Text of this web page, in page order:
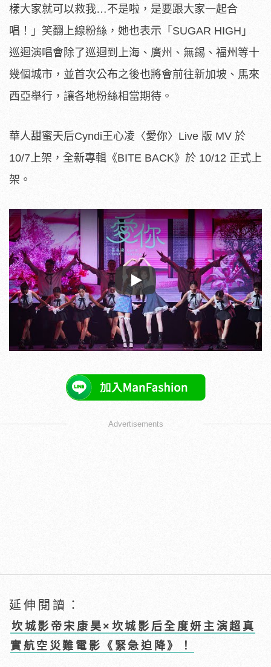
樣大家就可以救我…不是啦，是要跟大家一起合
唱！」笑翻上線粉絲，她也表示「SUGAR HIGH」
巡迴演唱會除了巡迴到上海、廣州、無錫、 福州等十
幾個城市，並首次公布之後也將會前往新加坡、 馬來
西亞舉行，讓各地粉絲相當期待。
華人甜蜜天后Cyndi王心凌〈愛你〉Live 版 MV 於
10/7上架，全新專輯《BITE BACK》於 10/12 正式上
架。
Play
Advertisements
延伸閱讀：
坎城影帝宋康昊×坎城影后全度妍主演超真
實航空災難電影《緊急迫降》！